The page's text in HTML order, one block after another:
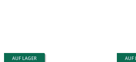
AUF LAGER AUF